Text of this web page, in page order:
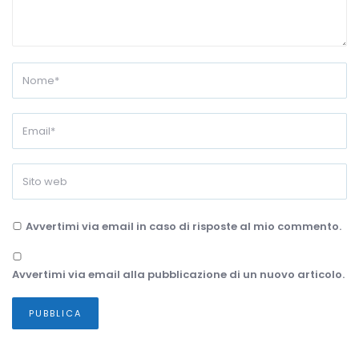
Avvertimi via email in caso di risposte al mio commento.
Avvertimi via email alla pubblicazione di un nuovo articolo.